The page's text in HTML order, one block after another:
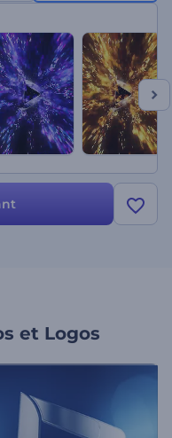
intro inoubliable en
et Logos